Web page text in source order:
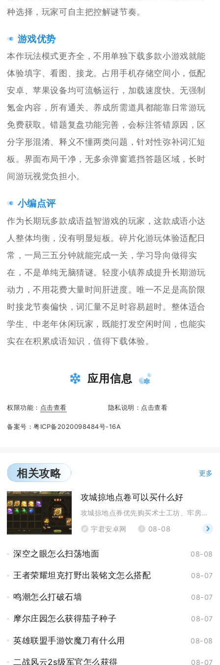
种选择，玩家可自主把控解谜节奏。
游戏优势
本作玩法模式更齐全，不用单独下载多款小游戏就能
体验填字、看图、接龙。占用手机存储空间小，低配
安卓、苹果设备均可流畅运行，加载速度快。无强制
氪金内容，所有通关、养成所需道具都能靠日常游玩
免费获取。错题复盘功能完善，会标注答错原因，区
分字形混淆、释义不懂两类问题，针对性弥补词汇短
板。界面布局干净，无多余弹窗遮挡答题区域，长时
间游玩视觉负担小。
小编点评
作为长期玩多款成语益智游戏的玩家，这款成语小达
人整体均衡，没有明显短板。碎片化游玩体验适配日
常，一局三五分钟就能完成一关，学习导向做得实
在，不是单纯无脑猜谜。轻度小镇养成提升长期游玩
动力，不用花费大量时间肝进度。唯一不足是高阶限
时接龙节奏偏快，词汇量不足时容易超时。整体适合
学生、中老年休闲玩家，既能打发空闲时间，也能实
实在在积累成语知识，值得下载体验。
应用信息
权限功能： 点击查看 隐私说明： 点击查看
备案号：粤ICP备2020098484号-16A
相关攻略 更多
攻城掠地点卷可以买什么好
攻城掠地点券优先购买术士工坊、牢房、核心套装图纸，
宇君安卓网
08-08
深空之眼怎么扫荡地面 08-08
王者荣耀坦克打野出装铭文怎么搭配 08-07
鸣潮怎么打破石墙 08-07
摩尔庄园怎么获得茄子种子 08-07
英雄联盟手游饮魔刀有什么用 08-08
二战风云2s级军官怎么获得 08-07